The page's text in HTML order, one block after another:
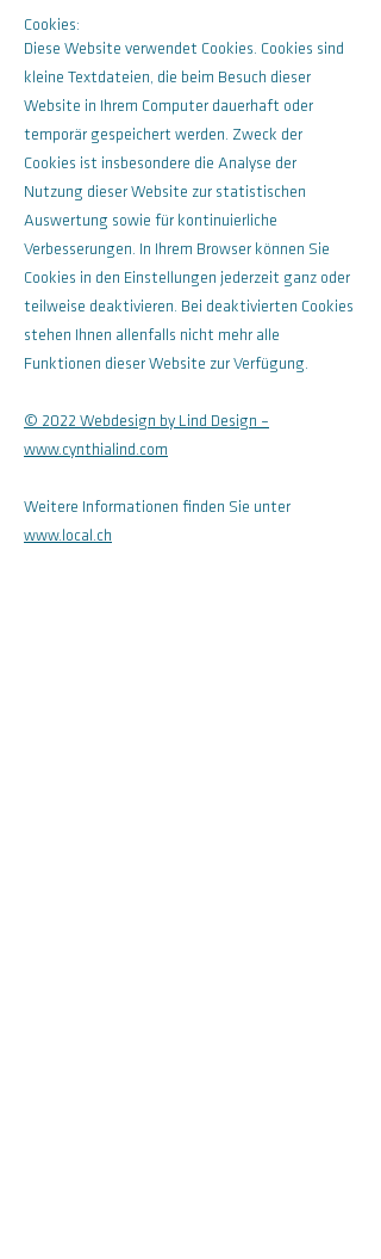
Cookies:
Diese Website verwendet Cookies. Cookies sind
kleine Textdateien, die beim Besuch dieser
Website in Ihrem Computer dauerhaft oder
temporär gespeichert werden. Zweck der
Cookies ist insbesondere die Analyse der
Nutzung dieser Website zur statistischen
Auswertung sowie für kontinuierliche
Verbesserungen. In Ihrem Browser können Sie
Cookies in den Einstellungen jederzeit ganz oder
teilweise deaktivieren. Bei deaktivierten Cookies
stehen Ihnen allenfalls nicht mehr alle
Funktionen dieser Website zur Verfügung.
© 2022 Webdesign by Lind Design –
www.cynthialind.com
Weitere Informationen finden Sie unter
www.local.ch